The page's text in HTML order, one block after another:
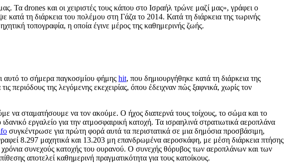
Τα drones και οι χειριστές τους κάπου στο Ισραήλ τρώνε μαζί μας», γράφει ο
τη διάρκεια του πολέμου στη Γάζα το 2014. Κατά τη διάρκεια της τωρινής
τοπογραφία, η οποία έγινε μέρος της καθημερινής ζωής.
αυτό το σήμερα παγκοσμίου φήμης hit, που δημιουργήθηκε κατά τη διάρκεια της
περιόδους της λεγόμενης εκεχειρίας, όπου έδειχναν πώς ξαφνικά, χωρίς τον
να σταματήσουμε να τον ακούμε. Ο ήχος διαπερνά τους τοίχους, το σώμα και το
εργαλείο για την ατμοσφαιρική κατοχή. Τα ισραηλινά στρατιωτικά αεροπλάνα
συγκέντρωσε για πρώτη φορά αυτά τα περιστατικά σε μια δημόσια προσβάσιμη,
8.297 μαχητικά και 13.203 μη επανδρωμένα αεροσκάφη, με μέση διάρκεια πτήσης
συνεχούς κατοχής του ουρανού. Ο συνεχής θόρυβος των αεροπλάνων και των
αποτελεί καθημερινή πραγματικότητα για τους κατοίκους.